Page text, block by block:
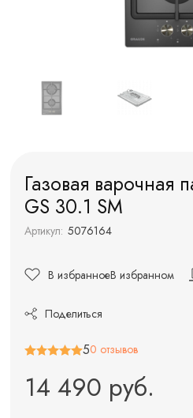
Газовая варочная
GS 30.1 SM
Артикул: 5076164
В избранноеВ избранном
Поделиться
50 отзывов
14 490 руб.